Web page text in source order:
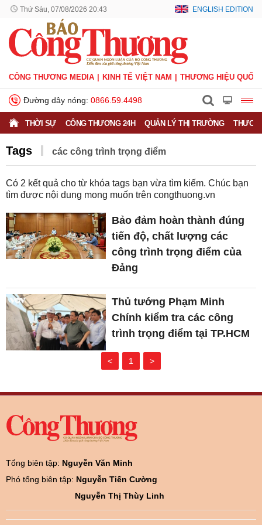
Thứ Sáu, 07/08/2026 20:43 ENGLISH EDITION
CÔNG THƯƠNG MEDIA KINH TẾ VIỆT NAM THƯƠNG HIỆU QUỐC
Đường dây nóng: 0866.59.4498
THỜI SỰ CÔNG THƯƠNG 24H QUẢN LÝ THỊ TRƯỜNG
Tags các công trình trọng điểm
Có 2 kết quả cho từ khóa tags bạn vừa tìm kiếm. Chúc bạn
tìm được nội dung mong muốn trên congthuong.vn
Bảo đảm hoàn thành đúng
tiến độ, chất lượng các
công trình trọng điểm của
Đảng
Thủ tướng Phạm Minh
Chính kiểm tra các công
trình trọng điểm tại TP.HCM
< 1 >
Tổng biên tập: Nguyễn Văn Minh
Phó tổng biên tập: Nguyễn Tiến Cường
Nguyễn Thị Thùy Linh